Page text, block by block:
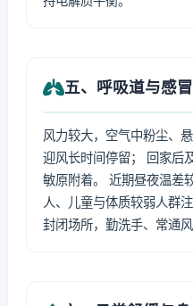
五、呼吸道与感
风力较大，空气中粉尘、
迎风长时间停留； 回家后
敏原附着。 近期昼夜温差
人、儿童与体质较弱人群
封闭场所，勤洗手、常通